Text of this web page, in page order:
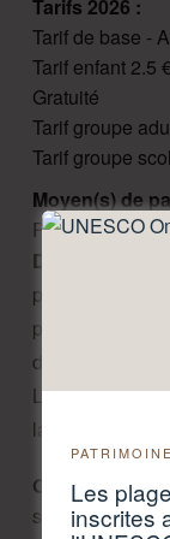
Tarifs 2026 :
Tarif de base -
Tarif enfant 2.5
Gratuité
Tarif groupe
Tarif groupe
Moyen(s) de
Paiement sans
Description :
processus de
pommeau de
différentes
La visite se
la ferme,
Ouverture
sur RDV,
Les
inscrites